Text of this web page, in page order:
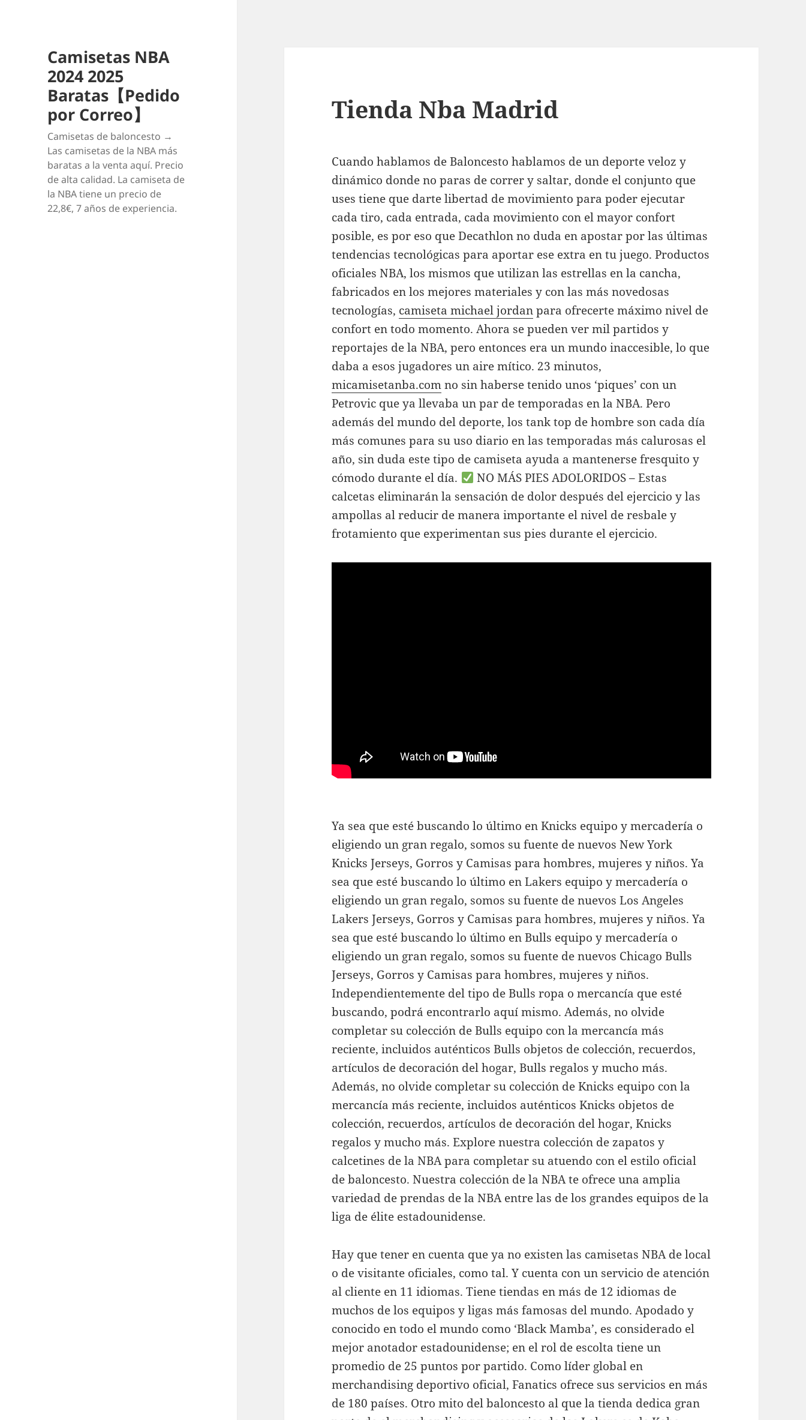
Camisetas NBA
2024 2025
Baratas【Pedido
por Correo】
Camisetas de baloncesto →
Las camisetas de la NBA más
baratas a la venta aquí. Precio
de alta calidad. La camiseta de
la NBA tiene un precio de
22,8€, 7 años de experiencia.
Tienda Nba Madrid
Cuando hablamos de Baloncesto hablamos de un deporte veloz y
dinámico donde no paras de correr y saltar, donde el conjunto que
uses tiene que darte libertad de movimiento para poder ejecutar
cada tiro, cada entrada, cada movimiento con el mayor confort
posible, es por eso que Decathlon no duda en apostar por las últimas
tendencias tecnológicas para aportar ese extra en tu juego. Productos
oficiales NBA, los mismos que utilizan las estrellas en la cancha,
fabricados en los mejores materiales y con las más novedosas
tecnologías, camiseta michael jordanpara ofrecerte máximo nivel de
confort en todo momento. Ahora se pueden ver mil partidos y
reportajes de la NBA, pero entonces era un mundo inaccesible, lo que
daba a esos jugadores un aire mítico. 23 minutos,
micamisetanba.comno sin haberse tenido unos ‘piques’ con un
Petrovic que ya llevaba un par de temporadas en la NBA. Pero
además del mundo del deporte, los tank top de hombre son cada día
más comunes para su uso diario en las temporadas más calurosas el
año, sin duda este tipo de camiseta ayuda a mantenerse fresquito y
cómodo durante el día.
NO MÁS PIES ADOLORIDOS – Estas
calcetas eliminarán la sensación de dolor después del ejercicio y las
ampollas al reducir de manera importante el nivel de resbale y
frotamiento que experimentan sus pies durante el ejercicio.
Ya sea que esté buscando lo último en Knicks equipo y mercadería o
eligiendo un gran regalo, somos su fuente de nuevos New York
Knicks Jerseys, Gorros y Camisas para hombres, mujeres y niños. Ya
sea que esté buscando lo último en Lakers equipo y mercadería o
eligiendo un gran regalo, somos su fuente de nuevos Los Angeles
Lakers Jerseys, Gorros y Camisas para hombres, mujeres y niños. Ya
sea que esté buscando lo último en Bulls equipo y mercadería o
eligiendo un gran regalo, somos su fuente de nuevos Chicago Bulls
Jerseys, Gorros y Camisas para hombres, mujeres y niños.
Independientemente del tipo de Bulls ropa o mercancía que esté
buscando, podrá encontrarlo aquí mismo. Además, no olvide
completar su colección de Bulls equipo con la mercancía más
reciente, incluidos auténticos Bulls objetos de colección, recuerdos,
artículos de decoración del hogar, Bulls regalos y mucho más.
Además, no olvide completar su colección de Knicks equipo con la
mercancía más reciente, incluidos auténticos Knicks objetos de
colección, recuerdos, artículos de decoración del hogar, Knicks
regalos y mucho más. Explore nuestra colección de zapatos y
calcetines de la NBA para completar su atuendo con el estilo oficial
de baloncesto. Nuestra colección de la NBA te ofrece una amplia
variedad de prendas de la NBA entre las de los grandes equipos de la
liga de élite estadounidense.
Hay que tener en cuenta que ya no existen las camisetas NBA de local
o de visitante oficiales, como tal. Y cuenta con un servicio de atención
al cliente en 11 idiomas. Tiene tiendas en más de 12 idiomas de
muchos de los equipos y ligas más famosas del mundo. Apodado y
conocido en todo el mundo como ‘Black Mamba’, es considerado el
mejor anotador estadounidense; en el rol de escolta tiene un
promedio de 25 puntos por partido. Como líder global en
merchandising deportivo oficial, Fanatics ofrece sus servicios en más
de 180 países. Otro mito del baloncesto al que la tienda dedica gran